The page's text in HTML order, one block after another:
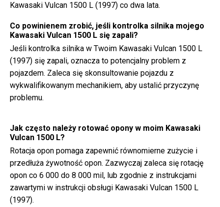
Kawasaki Vulcan 1500 L (1997) co dwa lata.
Co powinienem zrobić, jeśli kontrolka silnika mojego
Kawasaki Vulcan 1500 L się zapali?
Jeśli kontrolka silnika w Twoim Kawasaki Vulcan 1500 L
(1997) się zapali, oznacza to potencjalny problem z
pojazdem. Zaleca się skonsultowanie pojazdu z
wykwalifikowanym mechanikiem, aby ustalić przyczynę
problemu.
Jak często należy rotować opony w moim Kawasaki
Vulcan 1500 L?
Rotacja opon pomaga zapewnić równomierne zużycie i
przedłuża żywotność opon. Zazwyczaj zaleca się rotację
opon co 6 000 do 8 000 mil, lub zgodnie z instrukcjami
zawartymi w instrukcji obsługi Kawasaki Vulcan 1500 L
(1997).